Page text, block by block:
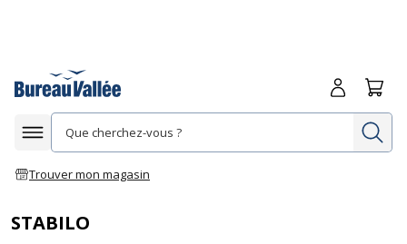
Afficher la navigation
Trouver mon magasin
Me
STABILO